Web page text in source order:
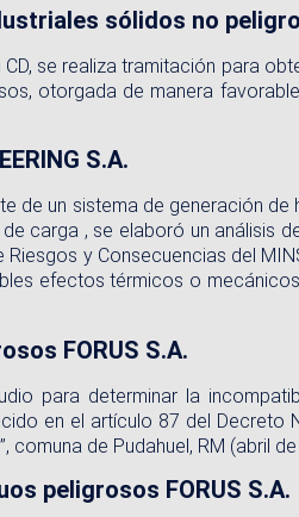
sólidos no
se realiza tramitación para
otorgada de manera
S.A.
de un sistema de generación
carga , se elaboró un análisis
y Consecuencias del
efectos térmicos o
FORUS S.A.
para determinar la
en el artículo 87 del Decreto
de Pudahuel, RM (abril de
peligrosos FORUS S.A.